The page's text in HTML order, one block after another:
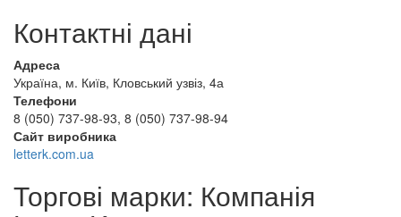
Контактні дані
Адреса
Україна, м. Київ, Кловський узвіз, 4а
Телефони
8 (050) 737-98-93, 8 (050) 737-98-94
Сайт виробника
letterk.com.ua
Торгові марки: Компанія